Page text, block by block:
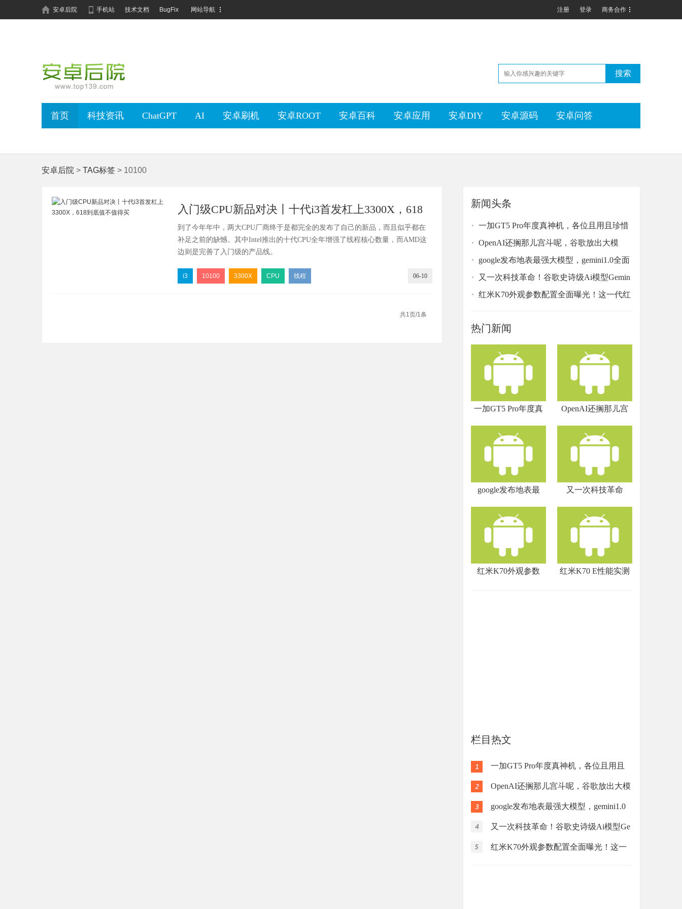
安卓后院 手机站 技术文档 BugFix 网站导航 注册 登录 商务合作
搜索
首页 科技资讯 ChatGPT AI 安卓刷机 安卓ROOT 安卓百科 安卓应用 安卓DIY 安卓源码 安卓问答
安卓后院 > TAG标签 > 10100
入门级CPU新品对决丨十代i3首发杠上3300X，618
到底值不值得买
到了今年年中，两大CPU厂商终于是都完全的发布了自己的新品，而且似乎都在
补足之前的缺憾。其中Intel推出的十代CPU全年增强了线程核心数量，而AMD这
边则是完善了入门级的产品线。
06-10
i3 10100 3300X CPU 线程
共1页/1条
新闻头条
一加GT5 Pro年度真神机，各位且用且珍惜
OpenAI还搁那儿宫斗呢，谷歌放出大模
型，全面超
google发布地表最强大模型，gemini1.0全面
碾压至g
又一次科技革命！谷歌史诗级Ai模型Gemin
i，能像人
红米K70外观参数配置全面曝光！这一代红
热门新闻
一加GT5 Pro年度真 OpenAI还搁那儿宫
google发布地表最 又一次科技革命
红米K70外观参数 红米K70 E性能实测
栏目热文
一加GT5 Pro年度真神机，各位且用且
珍惜
OpenAI还搁那儿宫斗呢，谷歌放出大模
型，全面超
google发布地表最强大模型，gemini1.0
全面碾压至g
又一次科技革命！谷歌史诗级Ai模型Ge
mini，能像人
红米K70外观参数配置全面曝光！这一